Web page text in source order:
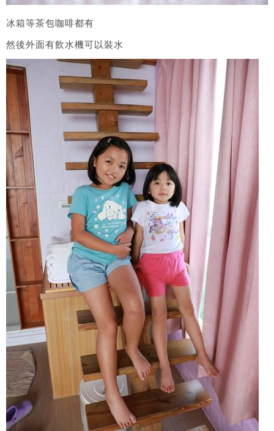
冰箱等茶包咖啡都有
然後外面有飲水機可以裝水